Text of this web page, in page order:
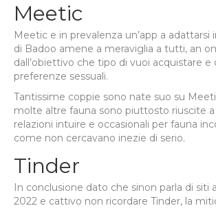
Meetic
Meetic e in prevalenza un’app a adattarsi
di Badoo amene a meraviglia a tutti, an
dall’obiettivo che tipo di vuoi acquistare e
preferenze sessuali.
Tantissime coppie sono nate suo su
molte altre fauna sono piuttosto riuscite a
relazioni intuire e occasionali per fauna
come non cercavano inezie di serio.
Tinder
In conclusione dato che sinon parla di siti
2022 e cattivo non ricordare Tinder, la